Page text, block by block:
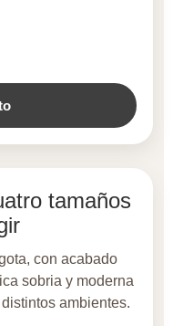
tamaños
con acabado
sobria y moderna
ambientes.